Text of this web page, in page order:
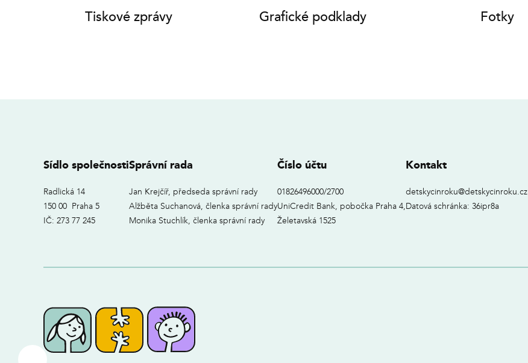
Tiskové zprávy Grafické podklady Fotky
Sídlo společnosti
Radlická 14
150 00 Praha 5
IČ: 273 77 245
Správní rada
Jan Krejčíř, předseda správní rady
Alžběta Suchanová, členka správní rady
Monika Stuchlík, členka správní rady
Číslo účtu
01826496000/2700
UniCredit Bank, pobočka Praha 4,
Želetavská 1525
Kontakt
detskycinroku@detskycinroku.cz
Datová schránka: 36ipr8a